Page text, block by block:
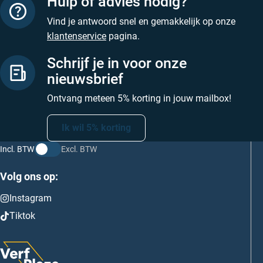
Vind je antwoord snel en gemakkelijk op onze
klantenservice pagina.
Schrijf je in voor onze
nieuwsbrief
Ontvang meteen 5% korting in jouw mailbox!
Ik wil 5% korting
Incl. BTW Excl. BTW
Volg ons op:
Instagram
Tiktok